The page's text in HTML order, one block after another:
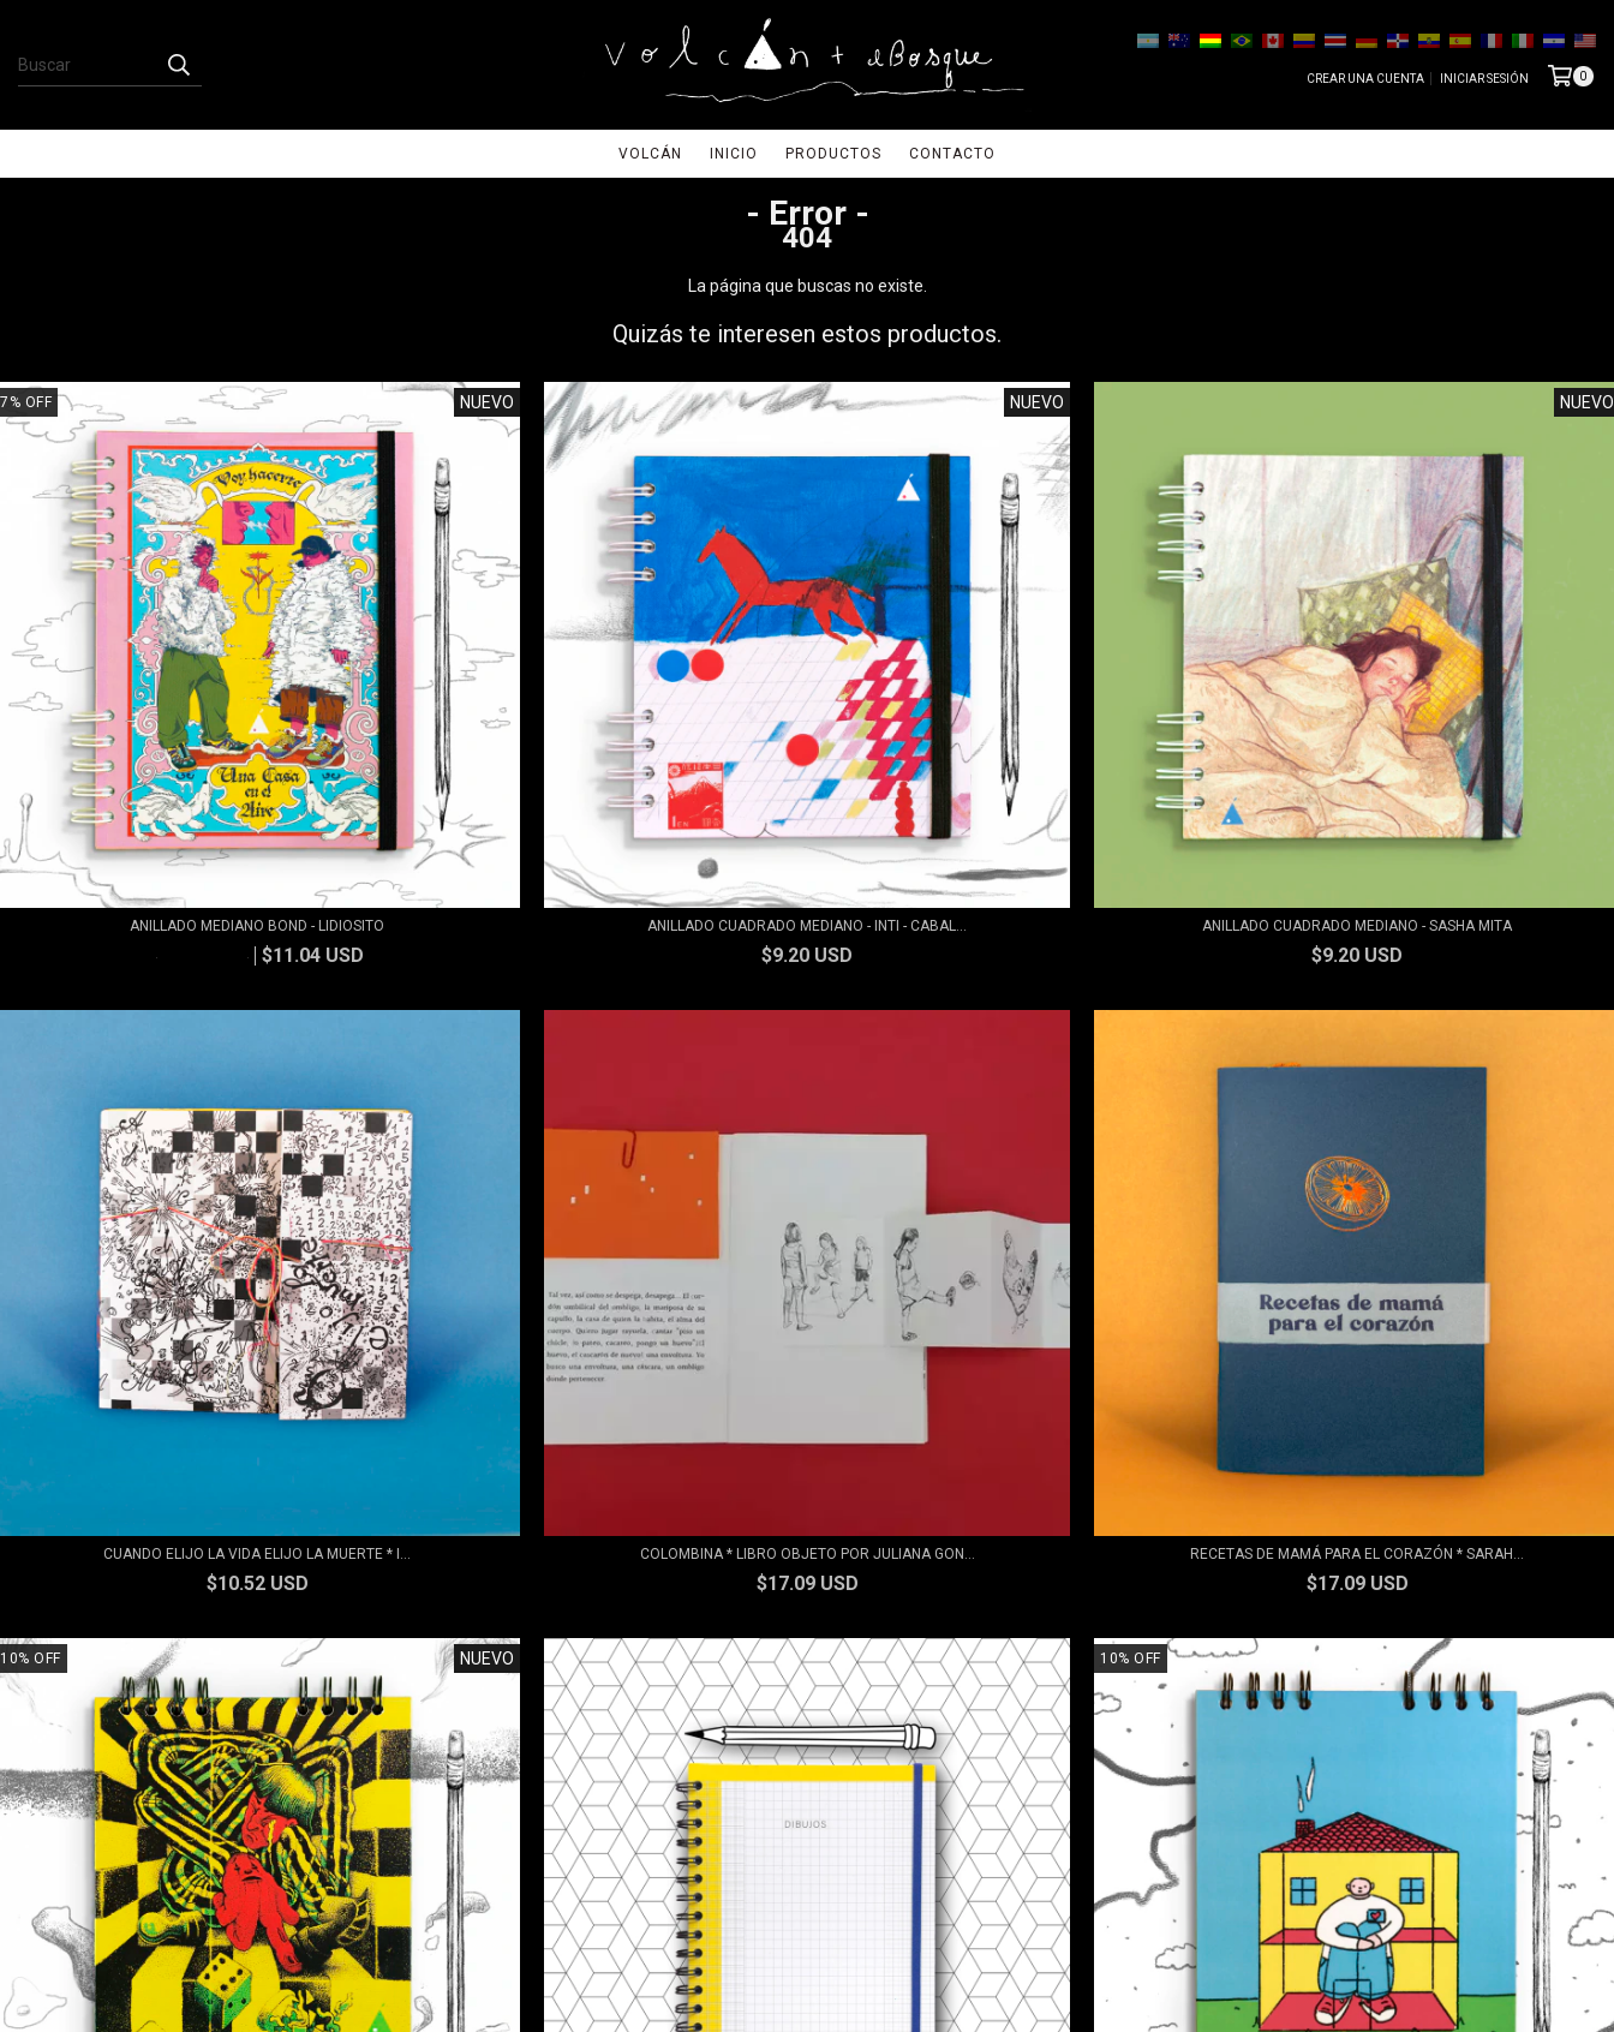
CREAR UNA CUENTA INICIAR SESIÓN 0
VOLCÁN INICIO PRODUCTOS CONTACTO
- Error -
404
La página que buscas no existe.
Quizás te interesen estos productos.
7 % OFF NUEVO
ANILLADO MEDIANO BOND - LIDIOSITO
$11.83 USD $11.04 USD
NUEVO
ANILLADO CUADRADO MEDIANO - INTI - CABAL...
$9.20 USD
NUEVO
ANILLADO CUADRADO MEDIANO - SASHA MITA
$9.20 USD
CUANDO ELIJO LA VIDA ELIJO LA MUERTE * I...
$10.52 USD
COLOMBINA * LIBRO OBJETO POR JULIANA GON...
$17.09 USD
RECETAS DE MAMÁ PARA EL CORAZÓN * SARAH...
$17.09 USD
10% OFF NUEVO 10% OFF